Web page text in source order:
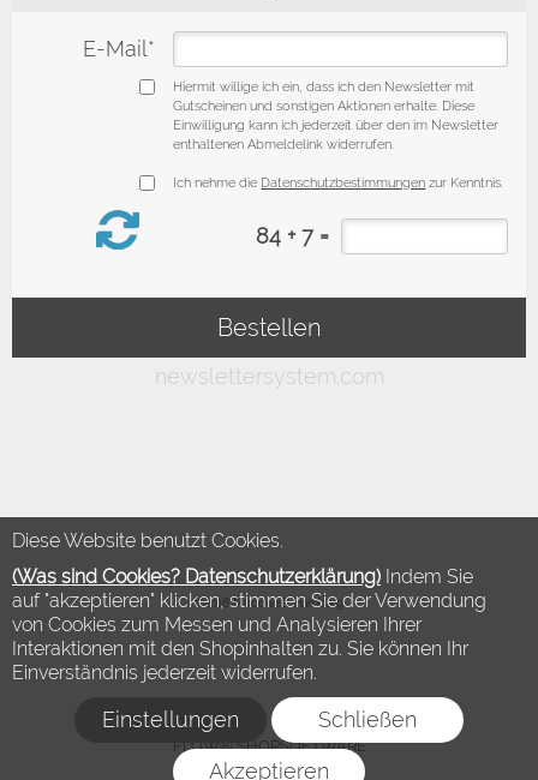
Diese Website benutzt Cookies.
(Was sind Cookies? Datenschutzerklärung) Indem Sie
auf "akzeptieren" klicken, stimmen Sie der Verwendung
von Cookies zum Messen und Analysieren Ihrer
Interaktionen mit den Shopinhalten zu. Sie können Ihr
Einverständnis jederzeit widerrufen.
Einstellungen Schließen
Akzeptieren
©2018 Modewelt Hamburg
FLOW® SHOPSOFTWARE